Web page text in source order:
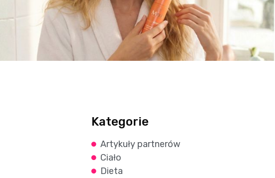
Kategorie
Artykuły partnerów
Ciało
Dieta